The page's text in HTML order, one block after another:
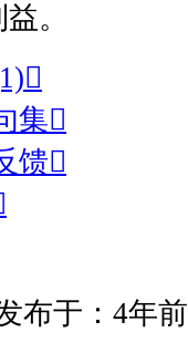
。

集
馈
布于：4年前